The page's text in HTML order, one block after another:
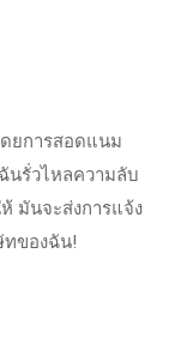
ดยการสอดแนม
นรั่วไหลความลับ
มันจะส่งการแจ้ง
ของฉัน!